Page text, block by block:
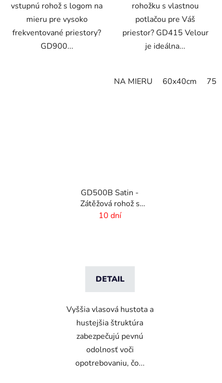
vstupnú rohož s logom na
mieru pre vysoko
frekventované priestory?
GD900...
rohožku s vlastnou
potlačou pre Váš
priestor? GD415 Velour
je ideálna...
NA MIERU 60x40cm
GD500B Satin -
Zátěžová rohož s
digitálnou potlačou a
10 dní
DETAIL
Vyššia vlasová hustota a
hustejšia štruktúra
zabezpečujú pevnú
odolnosť voči
opotrebovaniu, čo...